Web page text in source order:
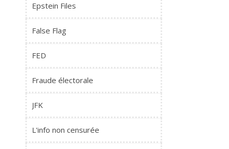
Epstein Files
False Flag
FED
Fraude électorale
JFK
L'info non censurée